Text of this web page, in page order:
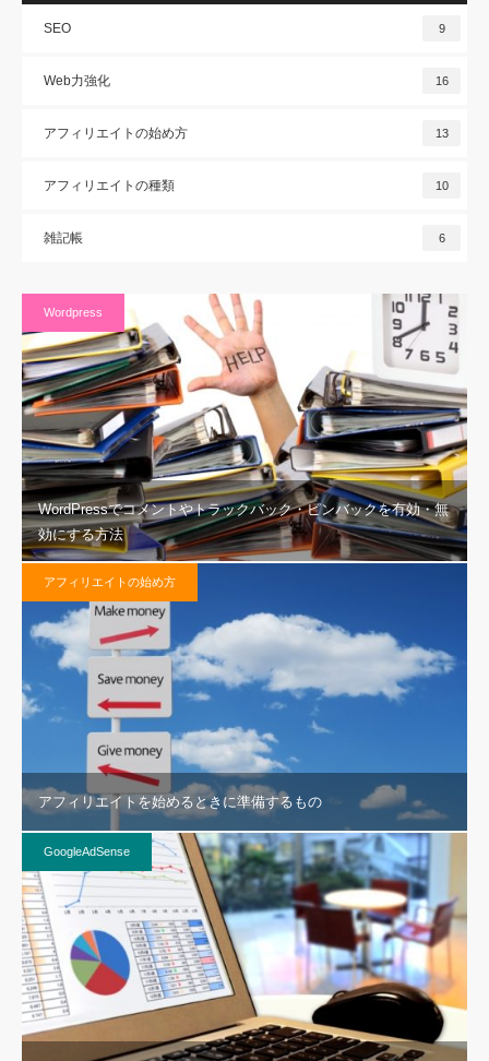
SEO 9
Web力強化 16
アフィリエイトの始め方 13
アフィリエイトの種類 10
雑記帳 6
Wordpress
WordPressでコメントやトラックバック・ピンバックを有効・無
効にする方法
アフィリエイトの始め方
アフィリエイトを始めるときに準備するもの
GoogleAdSense